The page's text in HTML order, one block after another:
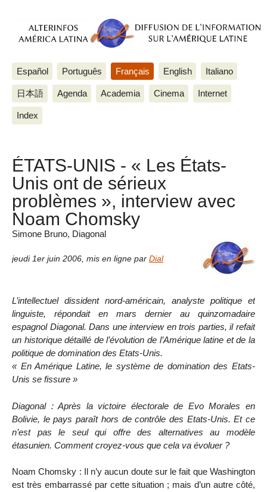
Español Português Français English Italiano
日本語 Agenda Academia Cinema Internet
Index
ÉTATS-UNIS - « Les États-
Unis ont de sérieux
problèmes », interview avec
Noam Chomsky
Simone Bruno, Diagonal
jeudi 1er juin 2006 mis en ligne par Dial
L’intellectuel dissident nord-américain, analyste politique et
linguiste, répondait en mars dernier au quinzomadaire
espagnol Diagonal. Dans une interview en trois parties, il refait
un historique détaillé de l’évolution de l’Amérique latine et de la
politique de domination des Etats-Unis.
« En Amérique Latine, le système de domination des Etats-
Unis se fissure »
Diagonal : Après la victoire électorale de Evo Morales en
Bolivie, le pays paraît hors de contrôle des Etats-Unis. Et ce
n’est pas le seul qui offre des alternatives au modèle
étasunien. Comment croyez-vous que cela va évoluer ?
Noam Chomsky : Il n’y aucun doute sur le fait que Washington
est très embarrassé par cette situation ; mais d’un autre côté,